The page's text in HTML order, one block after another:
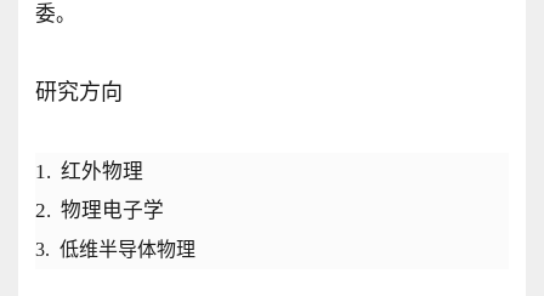
委。
研究方向
1. 红外物理
2. 物理电子学
3. 低维半导体物理